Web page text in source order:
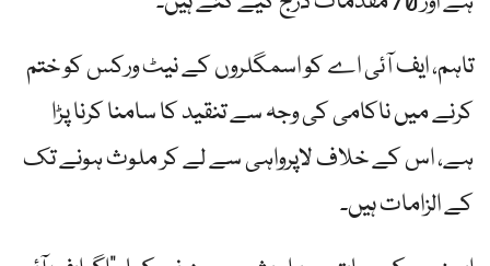
تاہم، ایف آئی اے کو اسمگلروں کے نیٹ ورکس کو ختم
کرنے میں ناکامی کی وجہ سے تنقید کا سامنا کرنا پڑا
ہے، اس کے خلاف لاپرواہی سے لے کر ملوث ہونے تک
کے الزامات ہیں۔